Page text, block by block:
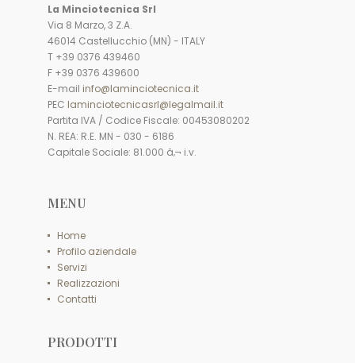
La Minciotecnica Srl
Via 8 Marzo, 3 Z.A.
46014 Castellucchio (MN) - ITALY
T +39 0376 439460
F +39 0376 439600
E-mail info@laminciotecnica.it
PEC laminciotecnicasrl@legalmail.it
Partita IVA / Codice Fiscale: 00453080202
N. REA: R.E. MN - 030 - 6186
Capitale Sociale: 81.000 â‚¬ i.v.
MENU
Home
Profilo aziendale
Servizi
Realizzazioni
Contatti
PRODOTTI